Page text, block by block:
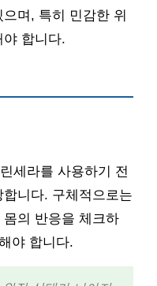
며, 특히 민감한 위
합니다.
세라를 사용하기 전
니다. 구체적으로는
의 반응을 체크하
야 합니다.